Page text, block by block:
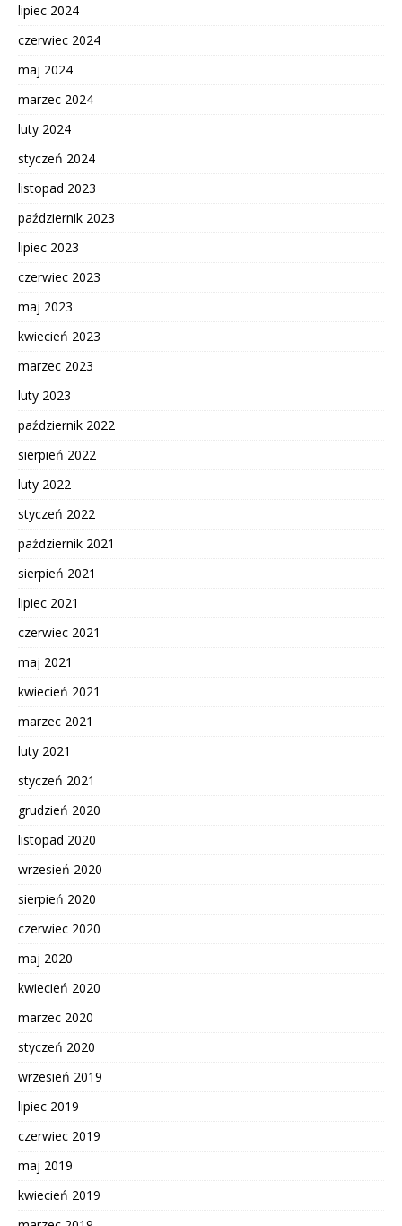
lipiec 2024
czerwiec 2024
maj 2024
marzec 2024
luty 2024
styczeń 2024
listopad 2023
październik 2023
lipiec 2023
czerwiec 2023
maj 2023
kwiecień 2023
marzec 2023
luty 2023
październik 2022
sierpień 2022
luty 2022
styczeń 2022
październik 2021
sierpień 2021
lipiec 2021
czerwiec 2021
maj 2021
kwiecień 2021
marzec 2021
luty 2021
styczeń 2021
grudzień 2020
listopad 2020
wrzesień 2020
sierpień 2020
czerwiec 2020
maj 2020
kwiecień 2020
marzec 2020
styczeń 2020
wrzesień 2019
lipiec 2019
czerwiec 2019
maj 2019
kwiecień 2019